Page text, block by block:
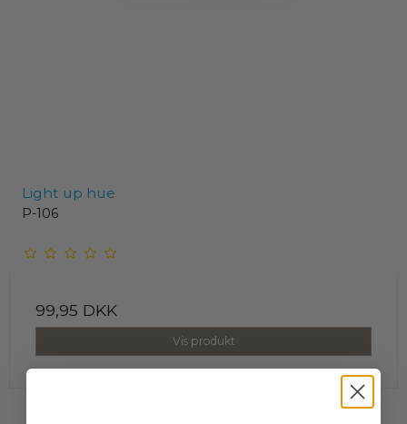
Light up hue
P-106
99,95 DKK
Vis produkt